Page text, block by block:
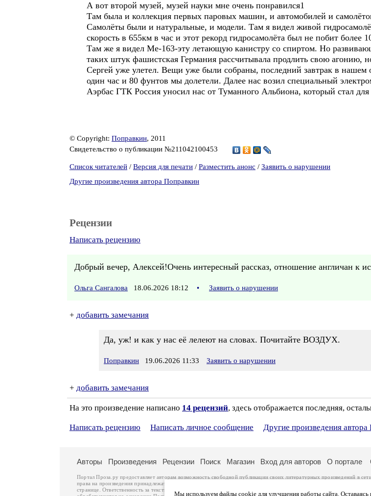
А вот второй музей, музей науки мне очень понравился1
Там была и коллекция первых паровых машин, и автомобилей и
Самолёты были и натуральные, и модели. Там я видел живой
скорость в 655км в час и этот рекорд гидросамолёта был не побит более
Там же я видел Ме-163-эту летающую канистру со спиртом. Но
таких штук фашистская Германия рассчитывала продлить свою агонию,
Сергей уже улетел. Вещи уже были собраны, последний завтрак в нашем
один час и 80 фунтов мы долетели. Далее нас возил специальный
Аэрбас ГТК Россия уносил нас от Туманного Альбиона, который стал
© Copyright: Поправкин, 2011
Свидетельство о публикации №211042100453
Список читателей / Версия для печати / Разместить анонс / Заявить о нарушении
Другие произведения автора Поправкин
Рецензии
Написать рецензию
Добрый вечер, Алексей!Очень интересный рассказ, отношение англичан к
Ольга Сангалова 18.06.2026 18:12 • Заявить о нарушении
+ добавить замечания
Да, уж! и как у нас её лелеют на словах. Почитайте ВОЗДУХ.
Поправкин 19.06.2026 11:33 Заявить о нарушении
+ добавить замечания
На это произведение написано 14 рецензий, здесь отображается последняя,
Написать рецензию Написать личное сообщение Другие произведения
Мы используем файлы cookie для улучшения работы сайта. Оставаясь
Авторы Произведения Рецензии Поиск Магазин Вход для авторов О портале
Портал Проза.ру предоставляет авторам возможность свободной публикации своих литературных произведений в
права на произведения принадлежат авторам и охраняются
. Перепечатка произведений возможна только с
странице. Ответственность за тексты произведений авторы несут самостоятельно на основании